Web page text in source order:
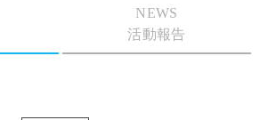
NEWS
活動報告